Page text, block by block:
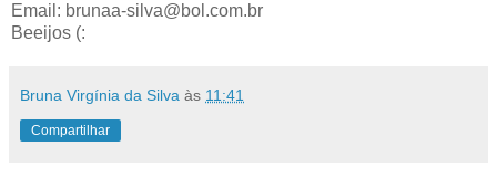
Email: brunaa-silva@bol.com.br
Beeijos (:
Bruna Virgínia da Silva às 11:41
Compartilhar